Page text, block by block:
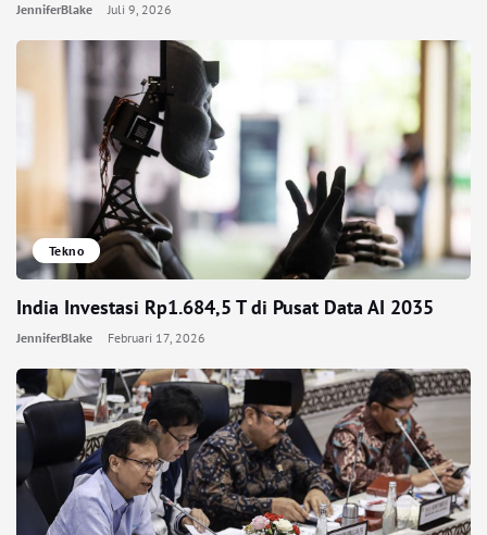
JenniferBlake Juli 9, 2026
Tekno
India Investasi Rp1.684,5 T di Pusat Data AI 2035
JenniferBlake Februari 17, 2026